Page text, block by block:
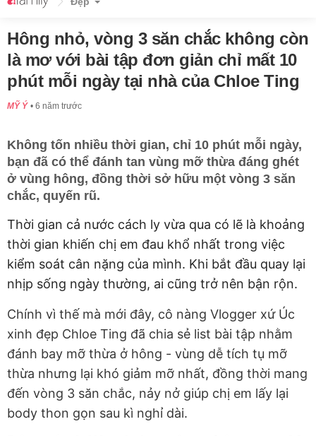
Hông nhỏ, vòng 3 săn chắc không còn
là mơ với bài tập đơn giản chỉ mất 10
phút mỗi ngày tại nhà của Chloe Ting
MỸ Ý 6 năm trước
Không tốn nhiều thời gian, chỉ 10 phút mỗi ngày,
bạn đã có thể đánh tan vùng mỡ thừa đáng ghét
ở vùng hông, đồng thời sở hữu một vòng 3 săn
chắc, quyến rũ.
Thời gian cả nước cách ly vừa qua có lẽ là khoảng
thời gian khiến chị em đau khổ nhất trong việc
kiểm soát cân nặng của mình. Khi bắt đầu quay lại
nhịp sống ngày thường, ai cũng trở nên bận rộn.
Chính vì thế mà mới đây, cô nàng Vlogger xứ Úc
xinh đẹp Chloe Ting đã chia sẻ list bài tập nhằm
đánh bay mỡ thừa ở hông - vùng dễ tích tụ mỡ
thừa nhưng lại khó giảm mỡ nhất, đồng thời mang
đến vòng 3 săn chắc, nảy nở giúp chị em lấy lại
body thon gọn sau kì nghỉ dài.